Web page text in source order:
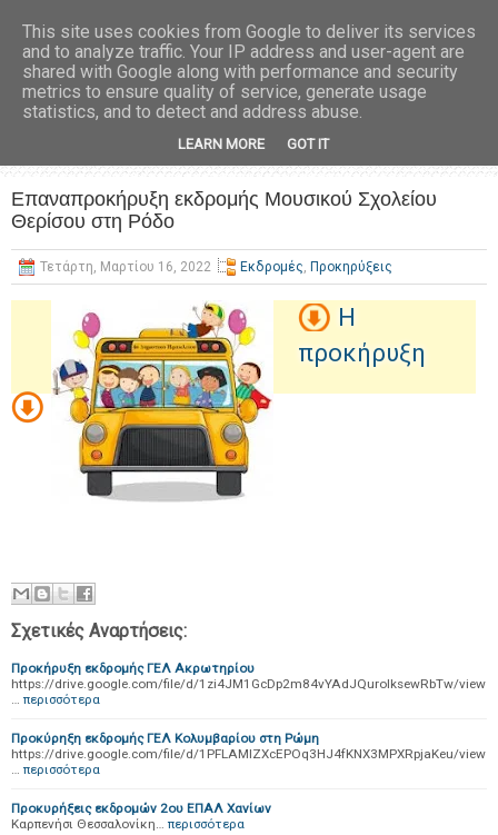
Επαναπροκήρυξη εκδρομής Μουσικού Σχολείου
Θερίσου στη Ρόδο
Τετάρτη, Μαρτίου 16, 2022 Εκδρομές, Προκηρύξεις
Η
προκήρυξη
Σχετικές Αναρτήσεις:
Προκήρυξη εκδρομής ΓΕΛ Ακρωτηρίου
https://drive.google.com/file/d/1zi4JM1GcDp2m84vYAdJQurolksewRbTw/view
… περισσότερα
Προκύρηξη εκδρομής ΓΕΛ Κολυμβαρίου στη Ρώμη
https://drive.google.com/file/d/1PFLAMIZXcEPOq3HJ4fKNX3MPXRpjaKeu/view
… περισσότερα
Προκυρήξεις εκδρομών 2ου ΕΠΑΛ Χανίων
Καρπενήσι Θεσσαλονίκη… περισσότερα
This site uses cookies from Google to deliver its services
and to analyze traffic. Your IP address and user-agent are
shared with Google along with performance and security
metrics to ensure quality of service, generate usage
statistics, and to detect and address abuse.
LEARN MORE GOT IT